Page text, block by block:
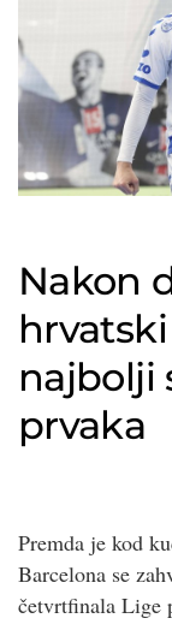
Nakon
najbolji
prvaka
Premda je kod
Barcelona se
četvrtfinala Lige